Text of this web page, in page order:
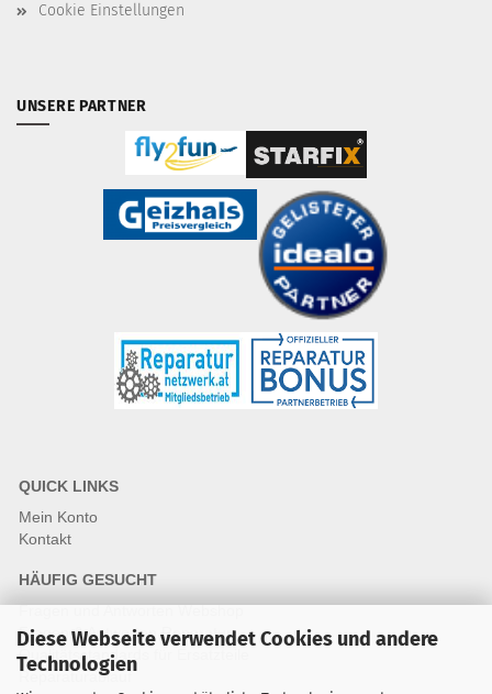
Diese Webseite verwendet Cookies und andere
Technologien
Cookie Einstellungen
UNSERE PARTNER
QUICK LINKS
Mein Konto
Kontakt
HÄUFIG GESUCHT
Fragen und Antworten Webshop
Fragen & Antworten Reparatur
Qualitätsstandards für Ersatzteile
Reparaturablauf